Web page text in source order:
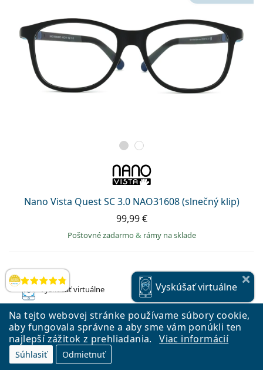
Na tejto webovej stránke používame súbory cookie,
aby fungovala správne a aby sme vám ponúkli ten
najlepší zážitok z prehliadania.
Viac informácií
Súhlasiť Odmietnuť
Hodnotenia
Nano Vista Quest SC 3.0 NAO31608 (slnečný klip)
99,99 €
Poštovné zadarmo& rámy na sklade
Vyskúšaťvirtuálne BESTSELLER
Vyskúšaťvirtuálne